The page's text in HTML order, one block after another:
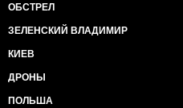
ОБСТРЕЛ
ЗЕЛЕНСКИЙ ВЛАДИМИР
КИЕВ
ДРОНЫ
ПОЛЬША